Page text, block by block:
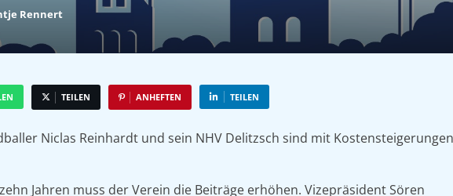
Rennert
TEILEN ANHEFTEN TEILEN
Jahren muss der Verein die Beiträge erhöhen. Vizepräsident Sören